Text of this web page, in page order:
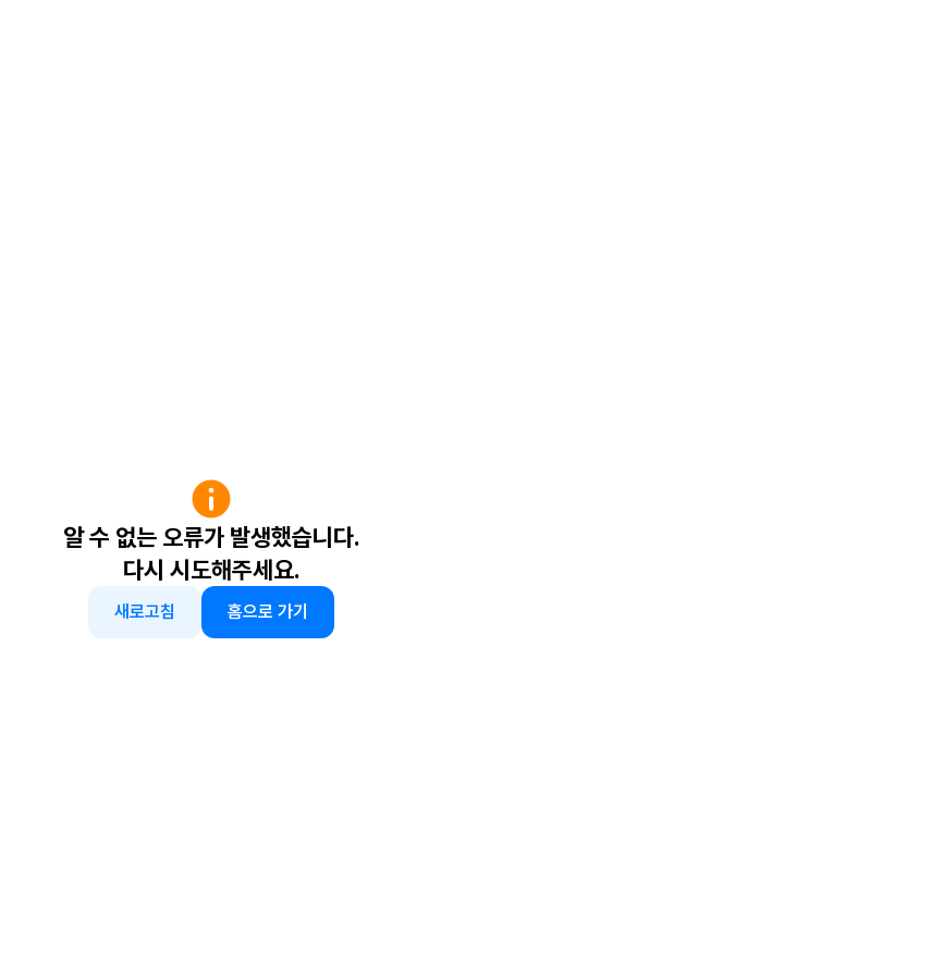
알 수 없는 오류가 발생했습니다.
다시 시도해주세요.
새로고침 홈으로 가기